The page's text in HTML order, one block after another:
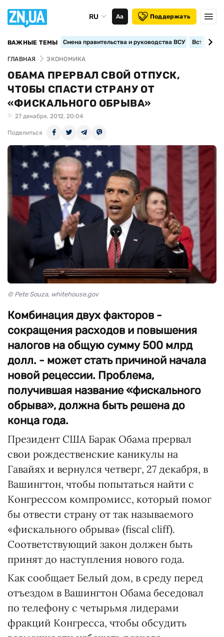
RU Аа Поддержать
ВАЖНЫЕ ТЕМЫ Смена правительства и руководства ВСУ
ГЛАВНАЯ ЭКОНОМИКА
ОБАМА ПРЕРВАЛ СВОЙ ОТПУСК,
ЧТОБЫ СПАСТИ СТРАНУ ОТ
«ФИСКАЛЬНОГО ОБРЫВА»
27 декабря, 2012, 20:04
Поделиться
© Pete Souza, whitehouse.gov
Комбинация двух факторов -
сокращения расходов и повышения
налогов на общую сумму 500 млрд
долл. - может стать причиной начала
новой рецессии. Проблема,
получившая название «фискального
обрыва», должна быть решена до
конца года.
Президент США Барак Обама прервал
свои рождественские каникулы на
Гавайях и вернулся четверг, 27 декабря, в
Вашингтон, чтобы попытаться найти с
Конгрессом компромисс, который помог
бы отвести страну от так называемого
«фискального обрыва» (fiscal cliff).
Соответствующий закон должен быть
принят до наступления нового года.
Как сообщает Белый дом, в среду перед
отъездом в Вашингтон Обама беседовал
по телефону с четырьмя лидерами
фракций Конгресса, чтобы обсудить